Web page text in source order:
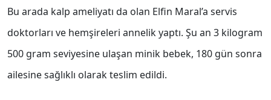
Bu arada kalp ameliyatı da olan Elfin Maral’a servis
doktorları ve hemşireleri annelik yaptı. Şu an 3 kilogram
500 gram seviyesine ulaşan minik bebek, 180 gün sonra
ailesine sağlıklı olarak teslim edildi.